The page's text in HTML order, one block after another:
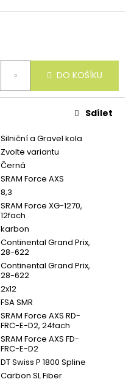
DO KOŠÍKU
Silniční a Gravel kola
Zvolte variantu
Černá
SRAM Force AXS
8,3
SRAM Force XG-1270,
12fach
karbon
Continental Grand Prix,
28-622
Continental Grand Prix,
28-622
2x12
FSA SMR
SRAM Force AXS RD-
FRC-E-D2, 24fach
SRAM Force AXS FD-
FRC-E-D2
DT Swiss P 1800 Spline
Carbon SL Fiber
Sdílet